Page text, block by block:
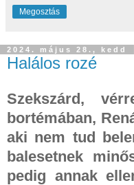
Megosztás
2024. május 28., kedd
Halálos rozé
Szekszárd,
bortémában,
aki nem tud
balesetnek
pedig annak